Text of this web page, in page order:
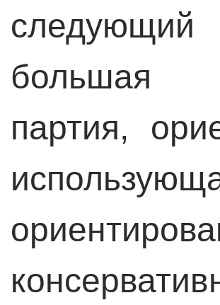
большая
партия,